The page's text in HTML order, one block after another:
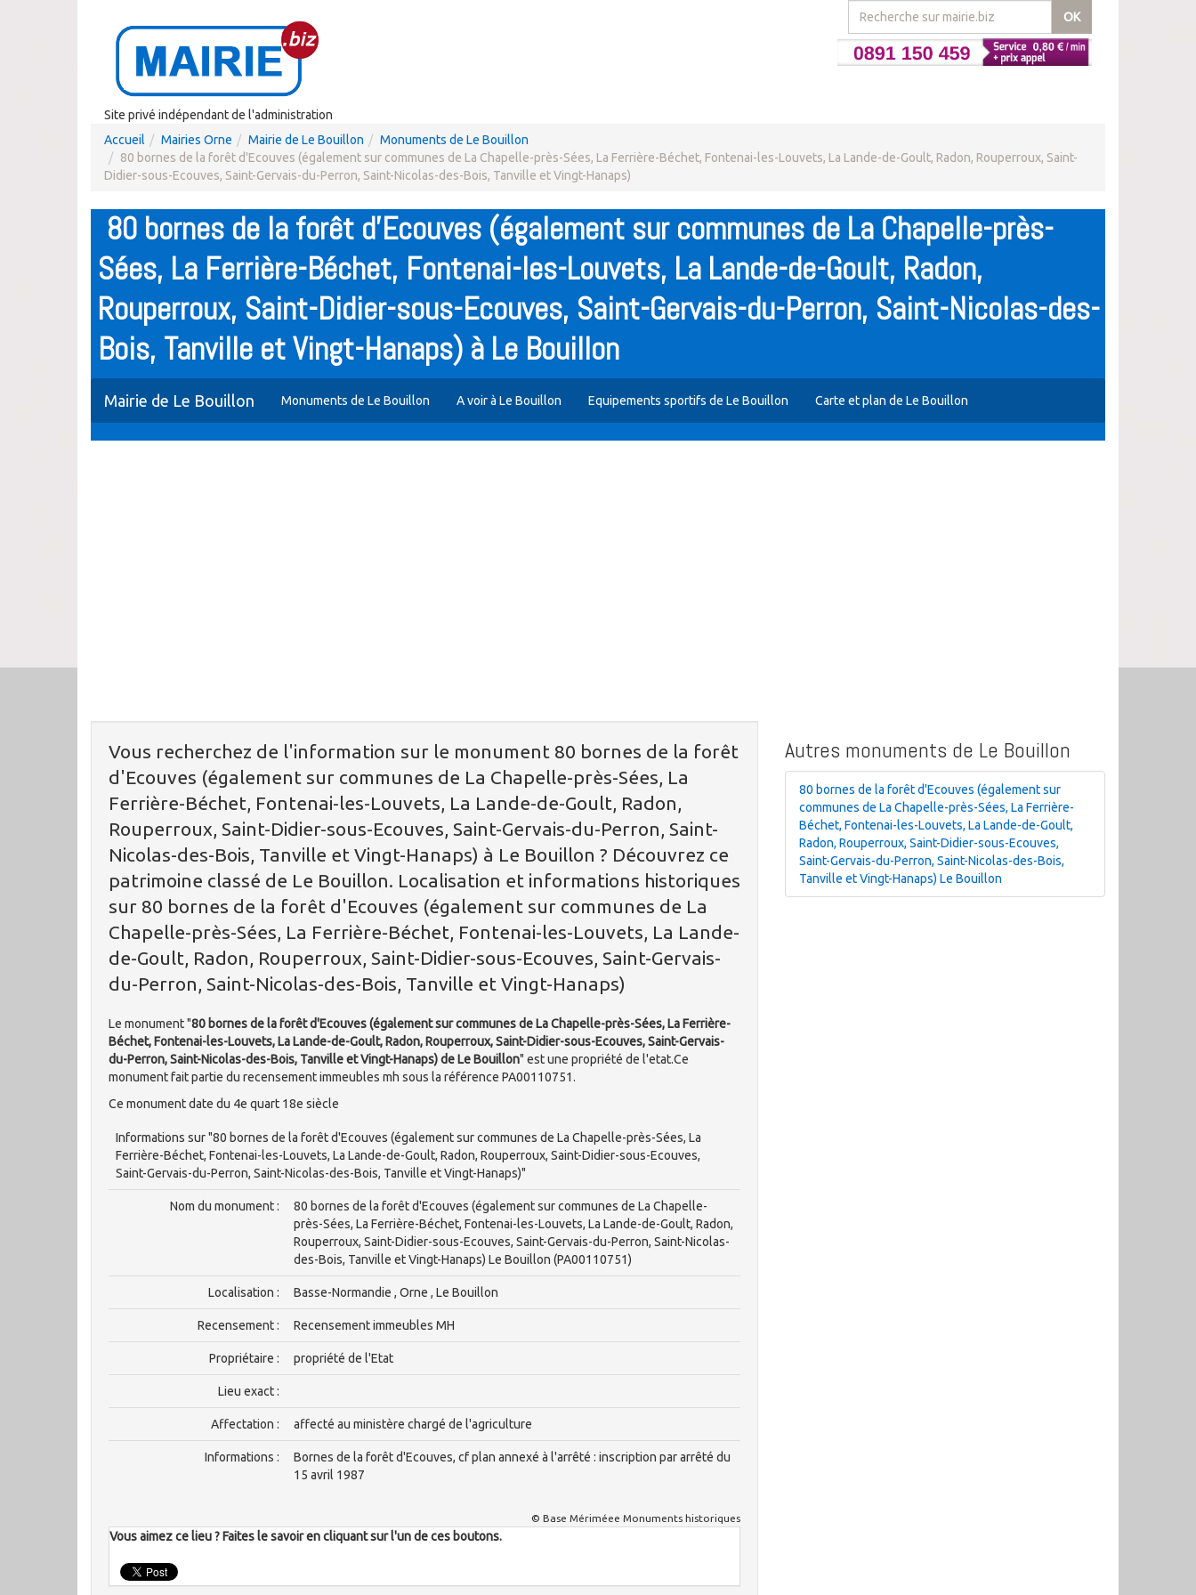
OK
Site privé indépendant de l'administration
Accueil
Mairies Orne Mairie de Le Bouillon
Monuments de Le Bouillon
80 bornes de la forêt d'Ecouves (également sur communes de La Chapelle-près-Sées, La Ferrière-Béchet, Fontenai-les-Louvets, La Lande-de-Goult, Radon, Rouperroux, Saint-
Didier-sous-Ecouves, Saint-Gervais-du-Perron, Saint-Nicolas-des-Bois, Tanville et Vingt-Hanaps)
80 bornes de la forêt d'Ecouves (également sur communes de La Chapelle-près-
Sées, La Ferrière-Béchet, Fontenai-les-Louvets, La Lande-de-Goult, Radon,
Rouperroux, Saint-Didier-sous-Ecouves, Saint-Gervais-du-Perron, Saint-Nicolas-des-
Bois, Tanville et Vingt-Hanaps) à Le Bouillon
Mairie de Le Bouillon Monuments de Le Bouillon A voir à Le Bouillon Equipements sportifs de Le Bouillon Carte et plan de Le Bouillon
Vous recherchez de l'information sur le monument 80 bornes de la forêt
d'Ecouves (également sur communes de La Chapelle-près-Sées, La
Ferrière-Béchet, Fontenai-les-Louvets, La Lande-de-Goult, Radon,
Rouperroux, Saint-Didier-sous-Ecouves, Saint-Gervais-du-Perron, Saint-
Nicolas-des-Bois, Tanville et Vingt-Hanaps) à Le Bouillon ? Découvrez ce
patrimoine classé de Le Bouillon. Localisation et informations historiques
sur 80 bornes de la forêt d'Ecouves (également sur communes de La
Chapelle-près-Sées, La Ferrière-Béchet, Fontenai-les-Louvets, La Lande-
de-Goult, Radon, Rouperroux, Saint-Didier-sous-Ecouves, Saint-Gervais-
du-Perron, Saint-Nicolas-des-Bois, Tanville et Vingt-Hanaps)
Le monument "80 bornes de la forêt d'Ecouves (également sur communes de La Chapelle-près-Sées, La Ferrière-
Béchet, Fontenai-les-Louvets, La Lande-de-Goult, Radon, Rouperroux, Saint-Didier-sous-Ecouves, Saint-Gervais-
du-Perron, Saint-Nicolas-des-Bois, Tanville et Vingt-Hanaps) de Le Bouillon" est une propriété de l'etat.Ce
monument fait partie du recensement immeubles mh sous la référence PA00110751.
Ce monument date du 4e quart 18e siècle
Informations sur "80 bornes de la forêt d'Ecouves (également sur communes de La Chapelle-près-Sées, La
Ferrière-Béchet, Fontenai-les-Louvets, La Lande-de-Goult, Radon, Rouperroux, Saint-Didier-sous-Ecouves,
Saint-Gervais-du-Perron, Saint-Nicolas-des-Bois, Tanville et Vingt-Hanaps)"
Nom du monument :
80 bornes de la forêt d'Ecouves (également sur communes de La Chapelle-
près-Sées, La Ferrière-Béchet, Fontenai-les-Louvets, La Lande-de-Goult, Radon,
Rouperroux, Saint-Didier-sous-Ecouves, Saint-Gervais-du-Perron, Saint-Nicolas-
des-Bois, Tanville et Vingt-Hanaps) Le Bouillon (PA00110751)
Localisation : Basse-Normandie , Orne , Le Bouillon
Recensement : Recensement immeubles MH
Propriétaire : propriété de l'Etat
Lieu exact :
Affectation : affecté au ministère chargé de l'agriculture
Informations :
Bornes de la forêt d'Ecouves, cf plan annexé à l'arrêté : inscription par arrêté du
15 avril 1987
© Base Mériméee Monuments historiques
Vous aimez ce lieu ? Faites le savoir en cliquant sur l'un de ces boutons.
Autres monuments de Le Bouillon
80 bornes de la forêt d'Ecouves (également sur
communes de La Chapelle-près-Sées, La Ferrière-
Béchet, Fontenai-les-Louvets, La Lande-de-Goult,
Radon, Rouperroux, Saint-Didier-sous-Ecouves,
Saint-Gervais-du-Perron, Saint-Nicolas-des-Bois,
Tanville et Vingt-Hanaps) Le Bouillon